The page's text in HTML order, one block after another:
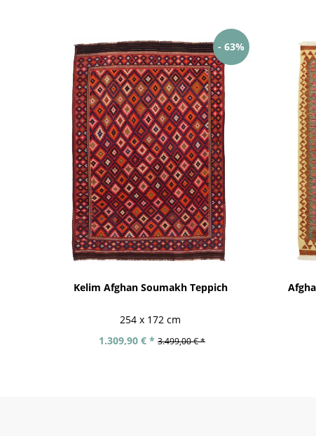
- 63%
Kelim Afghan Soumakh Teppich
254 x 172 cm
1.309,90 € * 3.499,00 € *